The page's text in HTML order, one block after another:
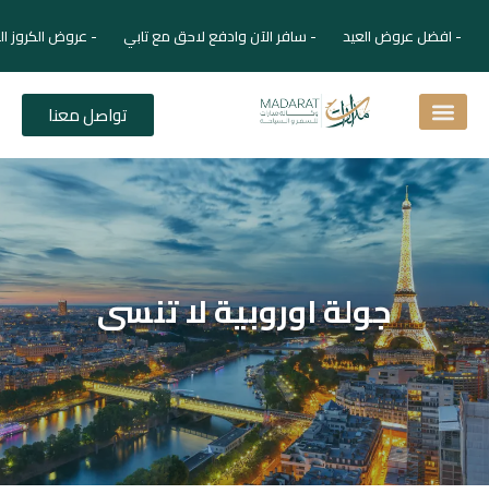
- افضل عروض العيد - سافر الآن وادفع لاحق مع تابي - عروض الكروز
تواصل معنا
جولة اوروبية لا تنسى